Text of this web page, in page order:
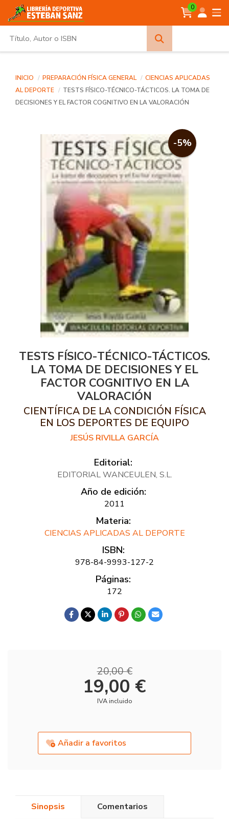
0
INICIO PREPARACIÓN FÍSICA GENERAL
CIENCIAS APLICADAS
AL DEPORTE
TESTS FÍSICO-TÉCNICO-TÁCTICOS. LA TOMA DE
DECISIONES Y EL FACTOR COGNITIVO EN LA VALORACIÓN
-5%
TESTS FÍSICO-TÉCNICO-TÁCTICOS.
LA TOMA DE DECISIONES Y EL
FACTOR COGNITIVO EN LA
VALORACIÓN
CIENTÍFICA DE LA CONDICIÓN FÍSICA
EN LOS DEPORTES DE EQUIPO
JESÚS RIVILLA GARCÍA
Editorial:
EDITORIAL WANCEULEN, S.L.
Año de edición:
2011
Materia:
CIENCIAS APLICADAS AL DEPORTE
ISBN:
978-84-9993-127-2
Páginas:
172
20,00 €
19,00 €
IVA incluido
Añadir a favoritos
Sinopsis Comentarios